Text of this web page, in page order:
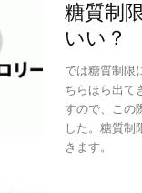
糖質制
いい？
では糖質制限
ちらほら出て
すので、この
した。糖質
きます。